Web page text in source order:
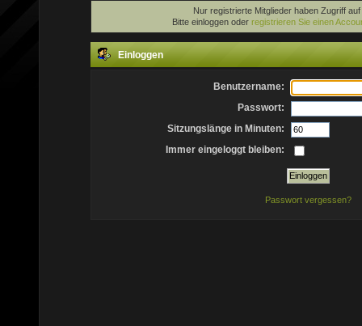
Nur registrierte Mitglieder haben Zugriff
Bitte einloggen oder registrieren Sie einen
Einloggen
Benutzername:
Passwort:
Sitzungslänge in Minuten:
Immer eingeloggt bleiben:
Passwort vergessen?